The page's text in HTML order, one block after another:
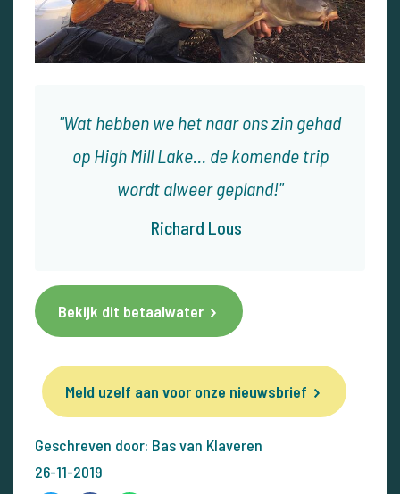
Wat hebben we het naar ons zin gehad
op High Mill Lake... de komende trip
wordt alweer gepland!
Richard Lous
Bekijk dit betaalwater
Meld uzelf aan voor onze nieuwsbrief
Geschreven door: Bas van Klaveren
26-11-2019